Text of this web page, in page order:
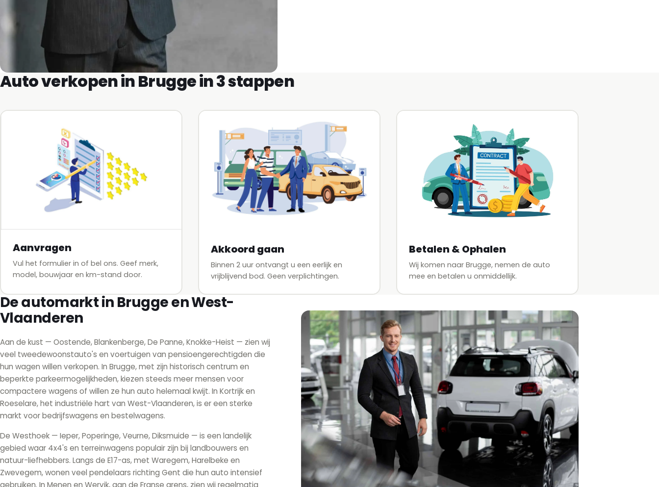
Auto verkopen in Brugge in 3 stappen
Aanvragen
Vul het formulier in of bel ons. Geef merk,
model, bouwjaar en km-stand door.
Akkoord gaan
Binnen 2 uur ontvangt u een eerlijk en
vrijblijvend bod. Geen verplichtingen.
Betalen & Ophalen
Wij komen naar Brugge, nemen de auto
mee en betalen u onmiddellijk.
De automarkt in Brugge en West-
Vlaanderen
Aan de kust — Oostende, Blankenberge, De Panne, Knokke-Heist — zien wij
veel tweedewoonstauto's en voertuigen van pensioengerechtigden die
hun wagen willen verkopen. In Brugge, met zijn historisch centrum en
beperkte parkeermogelijkheden, kiezen steeds meer mensen voor
compactere wagens of willen ze hun auto helemaal kwijt. In Kortrijk en
Roeselare, het industriële hart van West-Vlaanderen, is er een sterke
markt voor bedrijfswagens en bestelwagens.
De Westhoek — Ieper, Poperinge, Veurne, Diksmuide — is een landelijk
gebied waar 4x4's en terreinwagens populair zijn bij landbouwers en
natuur-liefhebbers. Langs de E17-as, met Waregem, Harelbeke en
Zwevegem, wonen veel pendelaars richting Gent die hun auto intensief
gebruiken. In Menen en Wervik, aan de Franse grens, zien wij regelmatig